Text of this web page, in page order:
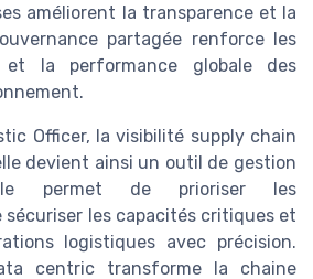
améliorent la transparence et la
partagée renforce les
et la performance globale des
Officer, la visibilité supply chain
devient ainsi un outil de gestion
permet de prioriser les
sécuriser les capacités critiques et
logistiques avec précision.
centric transforme la chaine